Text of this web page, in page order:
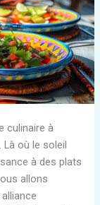
culinaire à
où le soleil
à des plats
allons